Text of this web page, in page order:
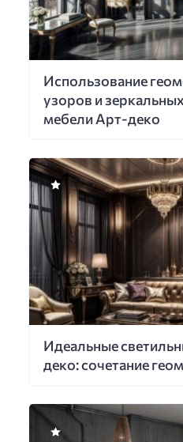
Использование
узоров и
мебели Арт-деко
Идеальные
деко: сочетание